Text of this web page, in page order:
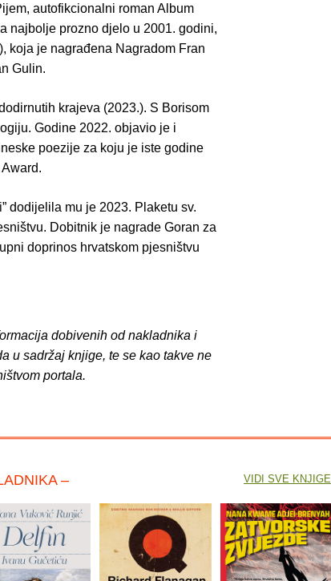
autofikcionalni roman Album
najbolje prozno djelo u 2001. godini,
koja je nagrađena Nagradom Fran
Gulin.
krajeva (2023.). S Borisom
Godine 2022. objavio je i
poezije za koju je iste godine
dodijelila mu je 2023. Plaketu sv.
Dobitnik je nagrade Goran za
doprinos hrvatskom pjesništvu
dobivenih od nakladnika i
u sadržaj knjige, te se kao takve ne
portala.
– VIDI SVE KNJIGE